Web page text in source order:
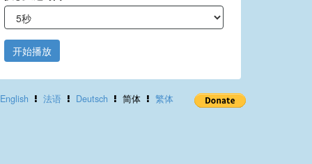
开始播放
English 法语 Deutsch 简体 繁体